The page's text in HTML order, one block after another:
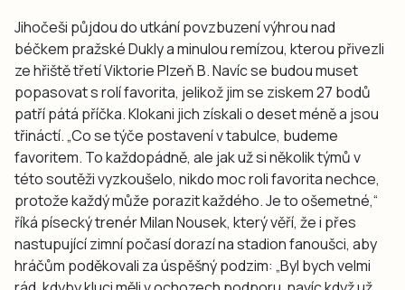
Jihočeši půjdou do utkání povzbuzení výhrou nad
béčkem pražské Dukly a minulou remízou, kterou přivezli
ze hřiště třetí Viktorie Plzeň B. Navíc se budou muset
popasovat s rolí favorita, jelikož jim se ziskem 27 bodů
patří pátá příčka. Klokani jich získali o deset méně a jsou
třináctí. „Co se týče postavení v tabulce, budeme
favoritem. To každopádně, ale jak už si několik týmů v
této soutěži vyzkoušelo, nikdo moc roli favorita nechce,
protože každý může porazit každého. Je to ošemetné,“
říká písecký trenér Milan Nousek, který věří, že i přes
nastupující zimní počasí dorazí na stadion fanoušci, aby
hráčům poděkovali za úspěšný podzim: „Byl bych velmi